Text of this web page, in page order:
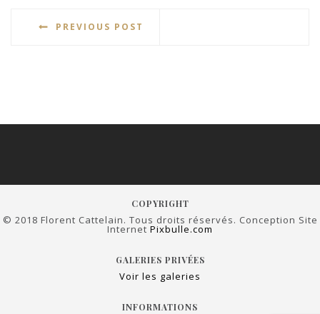
PREVIOUS POST
COPYRIGHT
© 2018 Florent Cattelain. Tous droits réservés. Conception Site
Internet Pixbulle.com
GALERIES PRIVÉES
Voir les galeries
INFORMATIONS